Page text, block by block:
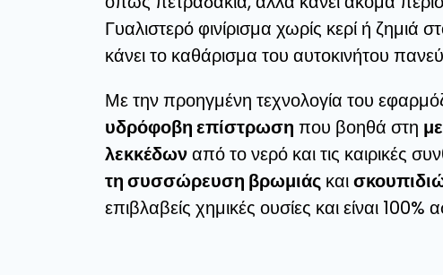
Γυαλιστερό φινίρισμα χωρίς κερί ή ζημιά
κάνει το καθάρισμα του αυτοκινήτου
Με την προηγμένη τεχνολογία του
υδρόφοβη επίστρωση που βοηθά στη
λεκκέδωναπό το νερό και τις καιρικές
τη συσσώρευση βρωμιάς και
επιβλαβείς χημικές ουσίες και είναι 100%